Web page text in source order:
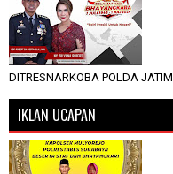
DITRESNARKOBA POLDA JATIM
IKLAN UCAPAN